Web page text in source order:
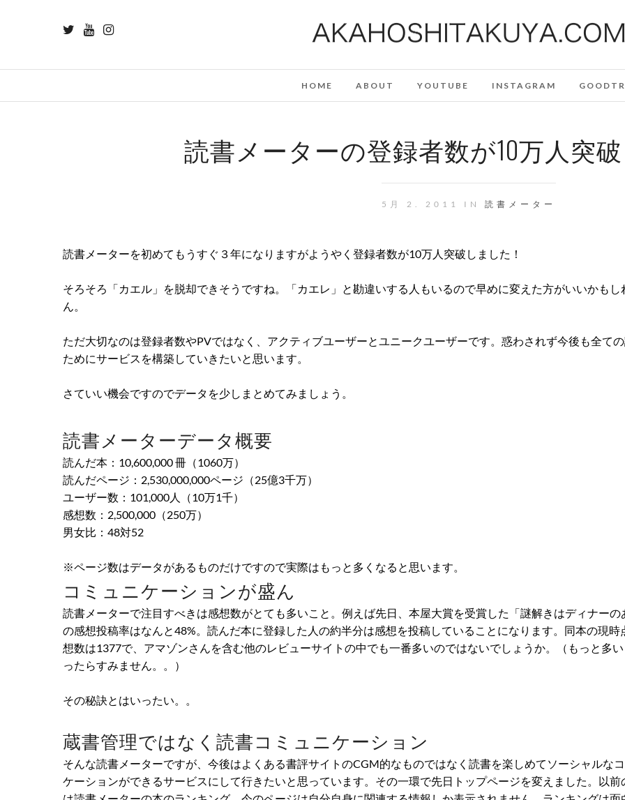
HOME ABOUT YOUTUBE INSTAGRAM
読書メーターの登録者数が10万人突
5月 2. 2011 IN 読書メーター
読書メーターを初めてもうすぐ３年になりますがようやく登録者数が10万人突破しました！
そろそろ「カエル」を脱却できそうですね。「カエレ」と勘違いする人もいるので早めに変えた方がいいかもし
ん。
ただ大切なのは登録者数やPVではなく、アクティブユーザーとユニークユーザーです。惑わされず今後も全て
ためにサービスを構築していきたいと思います。
さていい機会ですのでデータを少しまとめてみましょう。
読書メーターデータ概要
読んだ本：10,600,000 冊（1060万）
読んだページ：2,530,000,000ページ（25億3千万）
ユーザー数：101,000人（10万1千）
感想数：2,500,000（250万）
男女比：48対52
※ページ数はデータがあるものだけですので実際はもっと多くなると思います。
コミュニケーションが盛ん
読書メーターで注目すべきは感想数がとても多いこと。例えば先日、本屋大賞を受賞した「謎解きはディナーの
の感想投稿率はなんと48%。読んだ本に登録した人の約半分は感想を投稿していることになります。同本の現時
想数は1377で、アマゾンさんを含む他のレビューサイトの中でも一番多いのではないでしょうか。（もっと多
ったらすみません。。）
その秘訣とはいったい。。
蔵書管理ではなく読書コミュニケーション
そんな読書メーターですが、今後はよくある書評サイトのCGM的なものではなく読書を楽しめてソーシャルな
ケーションができるサービスにして行きたいと思っています。その一環で先日トップページを変えました。以前